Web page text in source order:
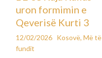
uron formimin e
Qeverisë Kurti 3
12/02/2026 Kosovë,Më të
fundit